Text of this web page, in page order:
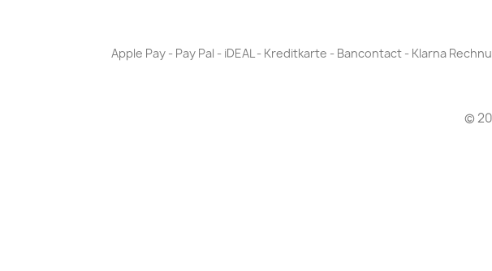
Apple Pay - Pay Pal - iDEAL - Kreditkarte - Bancontact - Klarna
©